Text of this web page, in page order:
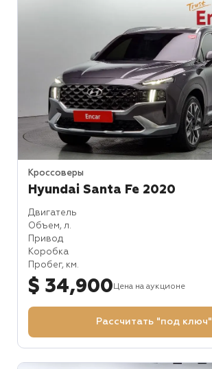
Кроссоверы
Hyundai Santa Fe 2020
Двигатель
Объем, л.
Привод
Коробка
Пробег, км.
$ 34,900 Цена на аукционе
Рассчитать "под ключ"